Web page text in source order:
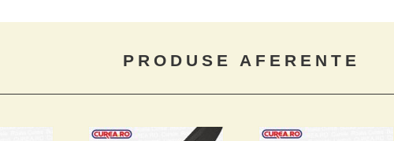
PRODUSE AFERENTE